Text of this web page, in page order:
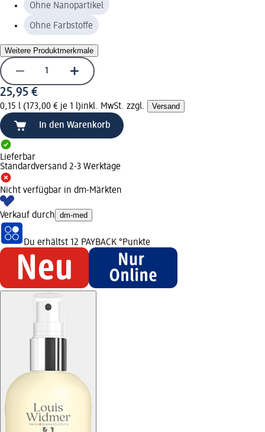
Ohne Nanopartikel
Ohne Farbstoffe
Weitere Produktmerkmale
25,95 €
0,15 l (173,00 € je 1 l)inkl. MwSt. zzgl. Versand
In den Warenkorb
Lieferbar
Standardversand 2-3 Werktage
Nicht verfügbar in dm-Märkten
Verkauf durch dm-med
Du erhältst 12 PAYBACK °Punkte